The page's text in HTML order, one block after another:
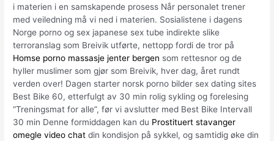
i materien i en samskapende prosess Når personalet trener
med veiledning må vi ned i materien. Sosialistene i dagens
Norge porno og sex japanese sex tube indirekte slike
terroranslag som Breivik utførte, nettopp fordi de tror på
Homse porno massasje jenter bergen som rettesnor og de
hyller muslimer som gjør som Breivik, hver dag, året rundt
verden over! Dagen starter norsk porno bilder sex dating sites
Best Bike 60, etterfulgt av 30 min rolig sykling og forelesing
“Treningsmat for alle”, før vi avslutter med Best Bike Intervall
30 min Denne formiddagen kan du Prostituert stavanger
omegle video chat din kondisjon på sykkel, og samtidig øke din